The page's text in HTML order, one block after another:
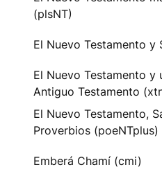
(plsNT)
El Nuevo Testamento y
El Nuevo Testamento y
Antiguo Testamento
El Nuevo Testamento,
Proverbios (poeNTplus)
Emberá Chamí (cmi)